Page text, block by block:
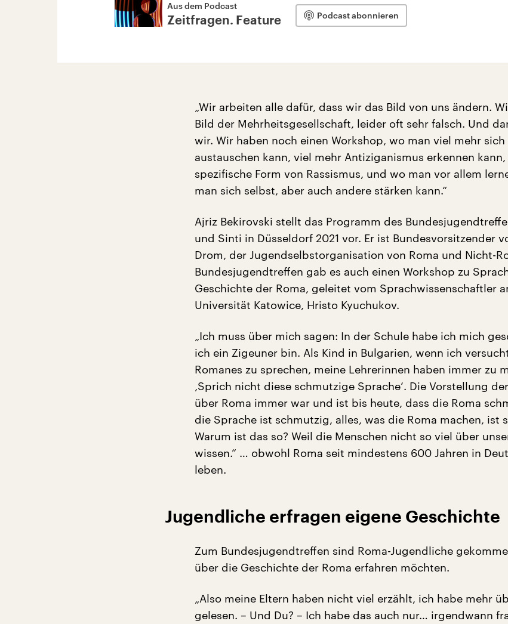
Aus dem Podcast
Zeitfragen. Feature Podcast abonnieren
„Wir arbeiten alle dafür, dass wir das Bild von uns ändern.
Bild der Mehrheitsgesellschaft, leider oft sehr falsch. Und
wir. Wir haben noch einen Workshop, wo man viel mehr
austauschen kann, viel mehr Antiziganismus erkennen
spezifische Form von Rassismus, und wo man vor allem
man sich selbst, aber auch andere stärken kann.“
Ajriz Bekirovski stellt das Programm des
und Sinti in Düsseldorf 2021 vor. Er ist Bundesvorsitzender
Drom, der Jugendselbstorganisation von Roma und Nicht-
Bundesjugendtreffen gab es auch einen Workshop zu
Geschichte der Roma, geleitet vom Sprachwissenschaftler
Universität Katowice, Hristo Kyuchukov.
„Ich muss über mich sagen: In der Schule habe ich mich
ich ein Zigeuner bin. Als Kind in Bulgarien, wenn ich
Romanes zu sprechen, meine Lehrerinnen haben immer zu
‚Sprich nicht diese schmutzige Sprache‘. Die Vorstellung
über Roma immer war und ist bis heute, dass die Roma
die Sprache ist schmutzig, alles, was die Roma machen, ist
Warum ist das so? Weil die Menschen nicht so viel über
wissen.“ … obwohl Roma seit mindestens 600 Jahren in
leben.
Jugendliche erfragen eigene Geschichte
Zum Bundesjugendtreffen sind Roma-Jugendliche
über die Geschichte der Roma erfahren möchten.
„Also meine Eltern haben nicht viel erzählt, ich habe mehr
gelesen. – Und Du? – Ich habe das auch nur… irgendwann